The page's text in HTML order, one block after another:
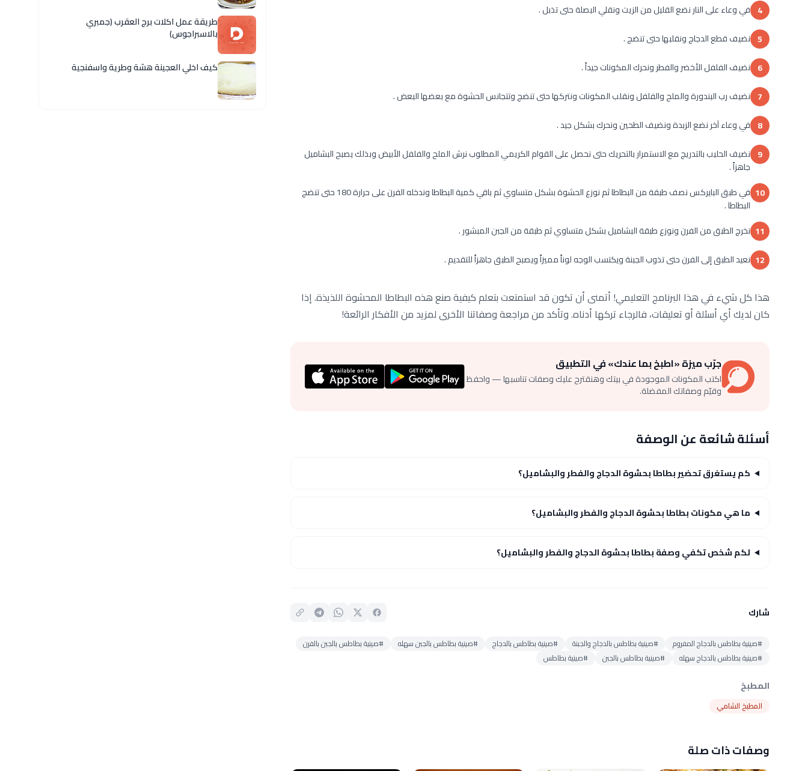
4 في وعاء على النار نضع القليل من الزيت ونقلي البصلة حتى تذبل .
5 نضيف قطع الدجاج ونقلبها حتى تنضج .
6 نضيف الفلفل الأخضر والفطر ونحرك المكونات جيداً .
7 نضيف رب البندورة والملح والفلفل ونقلب المكونات ونتركها حتى تنضج وتتجانس الحشوة مع بعضها البعض .
8 في وعاء آخر نضع الزبدة ونضيف الطحين ونحرك بشكل جيد .
9 نضيف الحليب بالتدريج مع الاستمرار بالتحريك حتى نحصل على القوام الكريمي المطلوب نرش الملح والفلفل الأبيض وبذلك يصبح البشاميل
جاهزاً .
10
في طبق البايركس نصف طبقة من البطاطا ثم نوزع الحشوة بشكل متساوي ثم باقي كمية البطاطا وندخله الفرن على حرارة 180 حتى تنضج
البطاطا .
11 نخرج الطبق من الفرن ونوزع طبقة البشاميل بشكل متساوي ثم طبقة من الجبن المبشور .
12 نعيد الطبق إلى الفرن حتى تذوب الجبنة ويكتسب الوجه لوناً مميزاً ويصبح الطبق جاهزاً للتقديم .
هذا كل شيء في هذا البرنامج التعليمي! أتمنى أن تكون قد استمتعت بتعلم كيفية صنع هذه البطاطا المحشوة اللذيذة. إذا
كان لديك أي أسئلة أو تعليقات، فالرجاء تركها أدناه. وتأكد من مراجعة وصفاتنا الأخرى لمزيد من الأفكار الرائعة!
جرّب ميزة «اطبخ بما عندك» في التطبيق
اكتب المكونات الموجودة في بيتك وهنقترح عليك وصفات تناسبها — واحفظ
وقيّم وصفاتك المفضلة.
أسئلة شائعة عن الوصفة
كم يستغرق تحضير بطاطا بحشوة الدجاج والفطر والبشاميل؟
ما هي مكونات بطاطا بحشوة الدجاج والفطر والبشاميل؟
لكم شخص تكفي وصفة بطاطا بحشوة الدجاج والفطر والبشاميل؟
شارك
#صينية بطاطس بالدجاج المفروم #صينية بطاطس بالدجاج والجبنة #صينية بطاطس بالدجاج #صينية بطاطس بالجبن سهله
#صينية بطاطس بالجبن بالفرن
#صينية بطاطس بالدجاج سهله
#صينية بطاطس بالجبن #صينية بطاطس
المطبخ
المطبخ الشامي
وصفات ذات صلة
طريقة عمل اكلات برج العقرب (جمبري
بالاسبراجوس)
كيف اخلي العجينة هشة وطرية واسفنجية